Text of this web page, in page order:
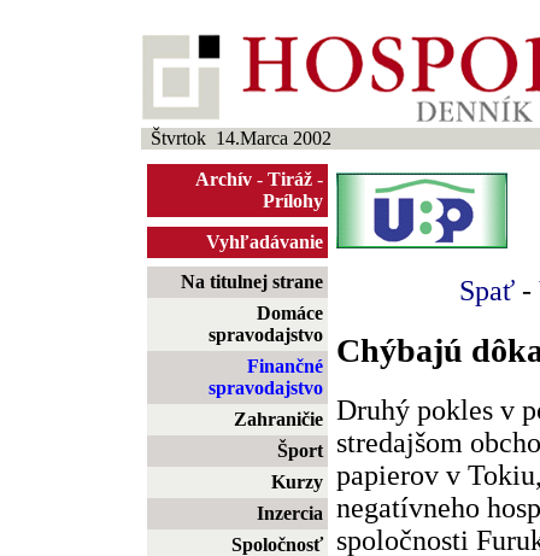
Štvrtok 14.Marca 2002
Archív - Tiráž -
Prílohy
Vyhľadávanie
Na titulnej strane
Domáce
spravodajstvo
Finančné
spravodajstvo
Zahraničie
Šport
Kurzy
Inzercia
Spoločnosť
Spať -
Chýbajú
Druhý pokles v
stredajšom
papierov v
negatívneho
spoločnosti